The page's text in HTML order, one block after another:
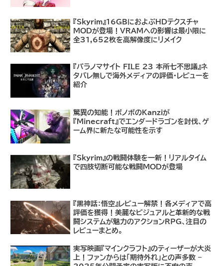
『Skyrim』16GBにおよぶHDテクスチャ
MODが登場！VRAMへの影響は最小限に
全31,652枚を高解像度にリメイク
『パラノマサイト FILE 23 本所七不思議』ネ
タバレ無しで海外メディアの評価・レビューを
紹介
驚異の知能！ボノボのKanziが
『Minecraft』でエンダードラゴンを討伐、ゲ
ーム界に新たな可能性を示す
『Skyrim』の戦闘体験を一新！リアルタイム
で四肢切断可能な戦闘MODが登場
『黒神話：悟空』レビュー解禁！各メディアで高
評価を獲得！美麗なビジュアルと革新的な戦
闘システムが魅力のアクションRPG、注目の
レビューまとめ。
実写映画『マインクラフト』のティーザーが大炎
上！ファンからは「期待外れ」との声多数 –